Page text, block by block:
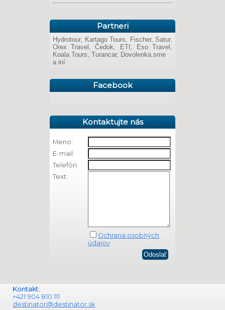
Partneri
Hydrotour, Kartago Tours, Fischer, Satur,
Orex Travel, Čedok, ETI, Eso Travel,
Koala Tours, Turancar, Dovolenka.sme
a iní
Facebook
Kontaktujte nás
Meno:
E-mail:
Telefón:
Text:
Ochrana osobných
údajov
Kontakt:
+421 904 810 111
destinator@destinator.sk